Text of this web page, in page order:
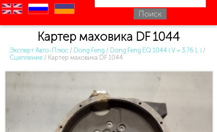
en ru uk
Картер маховика DF 1044
Эксперт Авто-Плюс / Dong Feng / Dong Feng EQ 1044 ( V = 3.76 L ) /
Сцепление / Картер маховика DF 1044